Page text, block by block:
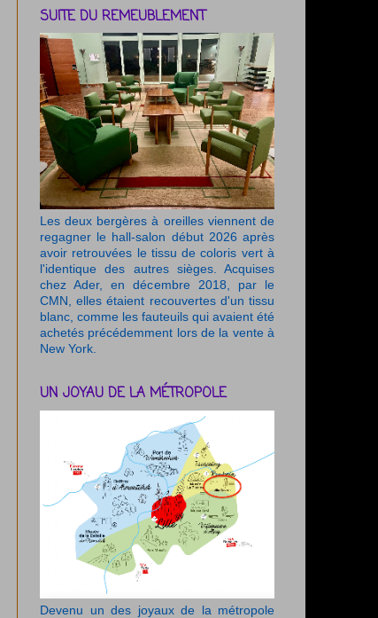
SUITE DU REMEUBLEMENT
Les deux bergères à oreilles viennent de
regagner le hall-salon début 2026 après
avoir retrouvées le tissu de coloris vert à
l'identique des autres sièges. Acquises
chez Ader, en décembre 2018, par le
CMN, elles étaient recouvertes d'un tissu
blanc, comme les fauteuils qui avaient été
achetés précédemment lors de la vente à
New York.
UN JOYAU DE LA MÉTROPOLE
Devenu un des joyaux de la métropole